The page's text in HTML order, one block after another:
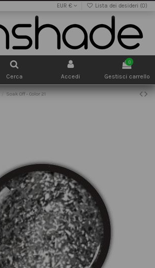
EUR € Lista dei desideri (0)
Cerca Accedi
0
Gestisci carrello
Soak Off - Color 21